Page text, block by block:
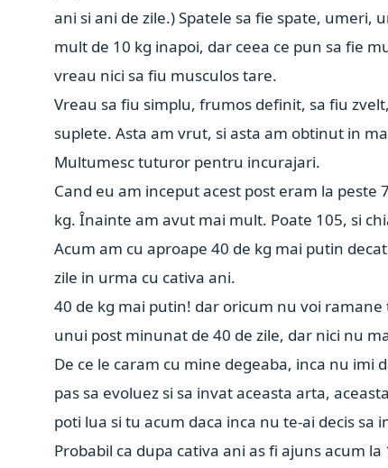
ani si ani de zile.) Spatele sa fie spate, umeri,
mult de 10 kg inapoi, dar ceea ce pun sa fie
vreau nici sa fiu musculos tare.
Vreau sa fiu simplu, frumos definit, sa fiu
suplete. Asta am vrut, si asta am obtinut in
Multumesc tuturor pentru incurajari.
Cand eu am inceput acest post eram la
kg. Înainte am avut mai mult. Poate 105, si
Acum am cu aproape 40 de kg mai putin
zile in urma cu cativa ani.
40 de kg mai putin! dar oricum nu voi
unui post minunat de 40 de zile, dar nici nu
De ce le caram cu mine degeaba, inca nu imi
pas sa evoluez si sa invat aceasta arta,
poti lua si tu acum daca inca nu te-ai decis sa
Probabil ca dupa cativa ani as fi ajuns acum